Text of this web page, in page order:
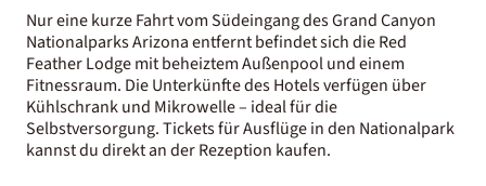
Nur eine kurze Fahrt vom Südeingang des Grand Canyon
Nationalparks Arizona entfernt befindet sich die Red
Feather Lodge mit beheiztem Außenpool und einem
Fitnessraum. Die Unterkünfte des Hotels verfügen über
Kühlschrank und Mikrowelle – ideal für die
Selbstversorgung. Tickets für Ausflüge in den Nationalpark
kannst du direkt an der Rezeption kaufen.